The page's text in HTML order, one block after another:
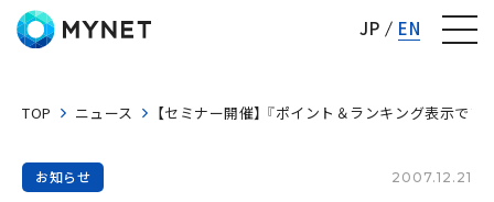
JP EN
TOP ニュース 【セミナー開催】 『ポイント＆ランキング表示で
お知らせ 2007.12.21